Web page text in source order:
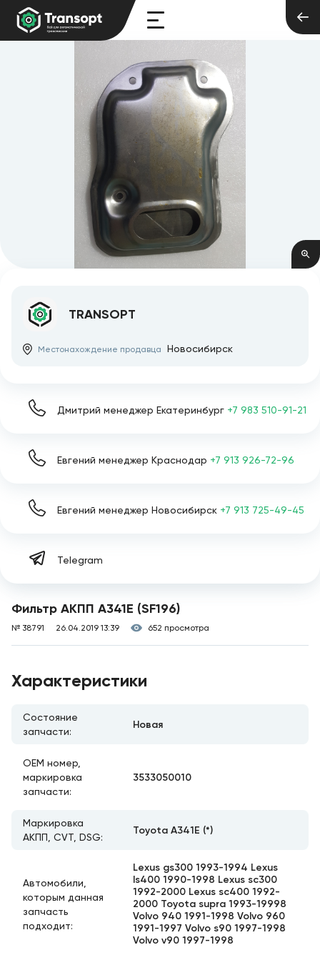
Фильтр АКПП A341E (SF196)
№ 38791 26.04.2019 13:39 652 просмотра
Характеристики
Состояние
запчасти:
Новая
ОЕМ номер,
маркировка
запчасти:
3533050010
Маркировка
АКПП, CVT, DSG:
Toyota A341E (*)
Автомобили,
которым данная
запчасть
подходит:
Lexus gs300 1993-1994 Lexus
ls400 1990-1998 Lexus sc300
1992-2000 Lexus sc400 1992-
2000 Toyota supra 1993-19998
Volvo 940 1991-1998 Volvo 960
1991-1997 Volvo s90 1997-1998
Volvo v90 1997-1998
Telegram
Евгений менеджер Новосибирск +7 913 725-49-45
Евгений менеджер Краснодар +7 913 926-72-96
Дмитрий менеджер Екатеринбург +7 983 510-91-21
TRANSOPT
Местонахождение продавца Новосибирск